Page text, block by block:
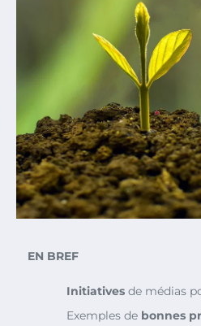
EN BREF
Initiatives de médias
Exemples de bonnes